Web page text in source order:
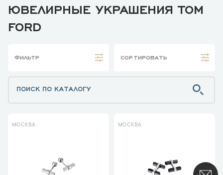
ЮВЕЛИРНЫЕ УКРАШЕНИЯ TOM
FORD
ФИЛЬТР СОРТИРОВАТЬ
МОСКВА МОСКВА